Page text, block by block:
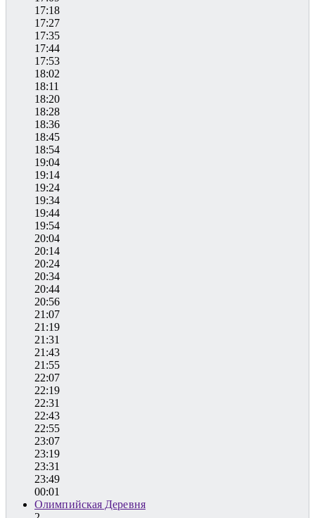
17:18
17:27
17:35
17:44
17:53
18:02
18:11
18:20
18:28
18:36
18:45
18:54
19:04
19:14
19:24
19:34
19:44
19:54
20:04
20:14
20:24
20:34
20:44
20:56
21:07
21:19
21:31
21:43
21:55
22:07
22:19
22:31
22:43
22:55
23:07
23:19
23:31
23:49
00:01
Олимпийская Деревня